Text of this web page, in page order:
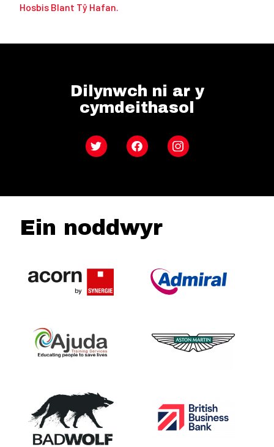
Hosbis Blant Tŷ Hafan.
Dilynwch ni ar y
cymdeithasol
Twitter FacebookInstagram
Ein noddwyr